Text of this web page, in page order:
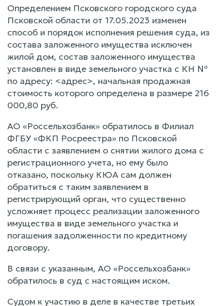
Определением Псковского городского суда
Псковской области от 17.05.2023 изменен
способ и порядок исполнения решения суда, из
состава заложенного имущества исключен
жилой дом, состав заложенного имущества
установлен в виде земельного участка с КН №
по адресу: <адрес>, начальная продажная
стоимость которого определена в размере 216
000,80 руб.
АО «Россельхозбанк» обратилось в Филиал
ФГБУ «ФКП Росреестра» по Псковской
области с заявлением о снятии жилого дома с
регистрационного учета, но ему было
отказано, поскольку КЮА сам должен
обратиться с таким заявлением в
регистрирующий орган, что существенно
усложняет процесс реализации заложенного
имущества в виде земельного участка и
погашения задолженности по кредитному
договору.
В связи с указанным, АО «Россельхозбанк»
обратилось в суд с настоящим иском.
Судом к участию в деле в качестве третьих